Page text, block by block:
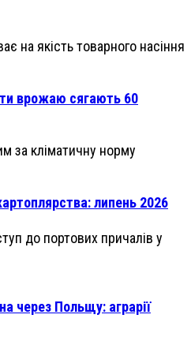
врожаю сягають 60
липень 2026
через Польщу: аграрії